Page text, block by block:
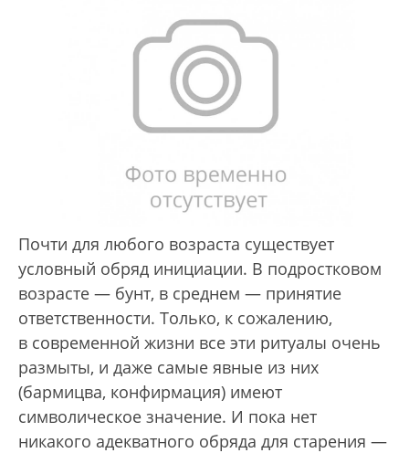
Почти для любого возраста существует
условный обряд инициации. В подростковом
возрасте — бунт, в среднем — принятие
ответственности. Только, к сожалению,
в современной жизни все эти ритуалы очень
размыты, и даже самые явные из них
(бармицва, конфирмация) имеют
символическое значение. И пока нет
никакого адекватного обряда для старения —